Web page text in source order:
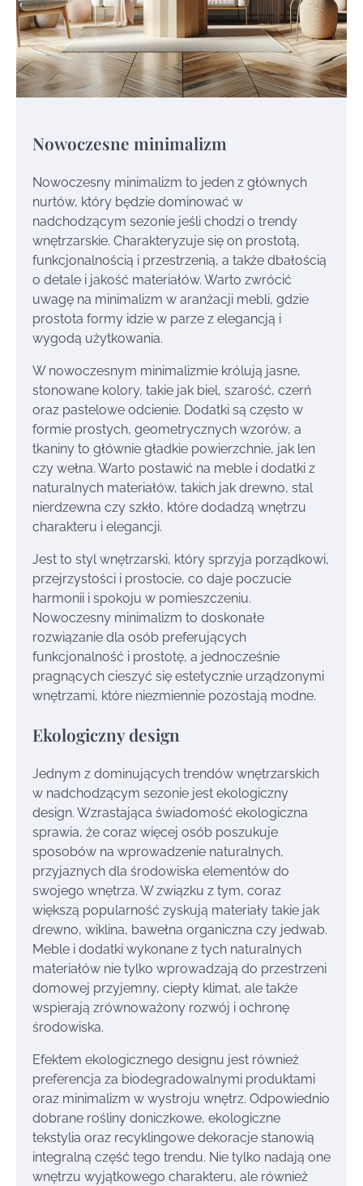
Nowoczesne minimalizm
Nowoczesny minimalizm to jeden z głównych
nurtów, który będzie dominować w
nadchodzącym sezonie jeśli chodzi o trendy
wnętrzarskie. Charakteryzuje się on prostotą,
funkcjonalnością i przestrzenią, a także dbałością
o detale i jakość materiałów. Warto zwrócić
uwagę na minimalizm w aranżacji mebli, gdzie
prostota formy idzie w parze z elegancją i
wygodą użytkowania.
W nowoczesnym minimalizmie królują jasne,
stonowane kolory, takie jak biel, szarość, czerń
oraz pastelowe odcienie. Dodatki są często w
formie prostych, geometrycznych wzorów, a
tkaniny to głównie gładkie powierzchnie, jak len
czy wełna. Warto postawić na meble i dodatki z
naturalnych materiałów, takich jak drewno, stal
nierdzewna czy szkło, które dodadzą wnętrzu
charakteru i elegancji.
Jest to styl wnętrzarski, który sprzyja porządkowi,
przejrzystości i prostocie, co daje poczucie
harmonii i spokoju w pomieszczeniu.
Nowoczesny minimalizm to doskonałe
rozwiązanie dla osób preferujących
funkcjonalność i prostotę, a jednocześnie
pragnących cieszyć się estetycznie urządzonymi
wnętrzami, które niezmiennie pozostają modne.
Ekologiczny design
Jednym z dominujących trendów wnętrzarskich
w nadchodzącym sezonie jest ekologiczny
design. Wzrastająca świadomość ekologiczna
sprawia, że coraz więcej osób poszukuje
sposobów na wprowadzenie naturalnych,
przyjaznych dla środowiska elementów do
swojego wnętrza. W związku z tym, coraz
większą popularność zyskują materiały takie jak
drewno, wiklina, bawełna organiczna czy jedwab.
Meble i dodatki wykonane z tych naturalnych
materiałów nie tylko wprowadzają do przestrzeni
domowej przyjemny, ciepły klimat, ale także
wspierają zrównoważony rozwój i ochronę
środowiska.
Efektem ekologicznego designu jest również
preferencja za biodegradowalnymi produktami
oraz minimalizm w wystroju wnętrz. Odpowiednio
dobrane rośliny doniczkowe, ekologiczne
tekstylia oraz recyklingowe dekoracje stanowią
integralną część tego trendu. Nie tylko nadają one
wnętrzu wyjątkowego charakteru, ale również